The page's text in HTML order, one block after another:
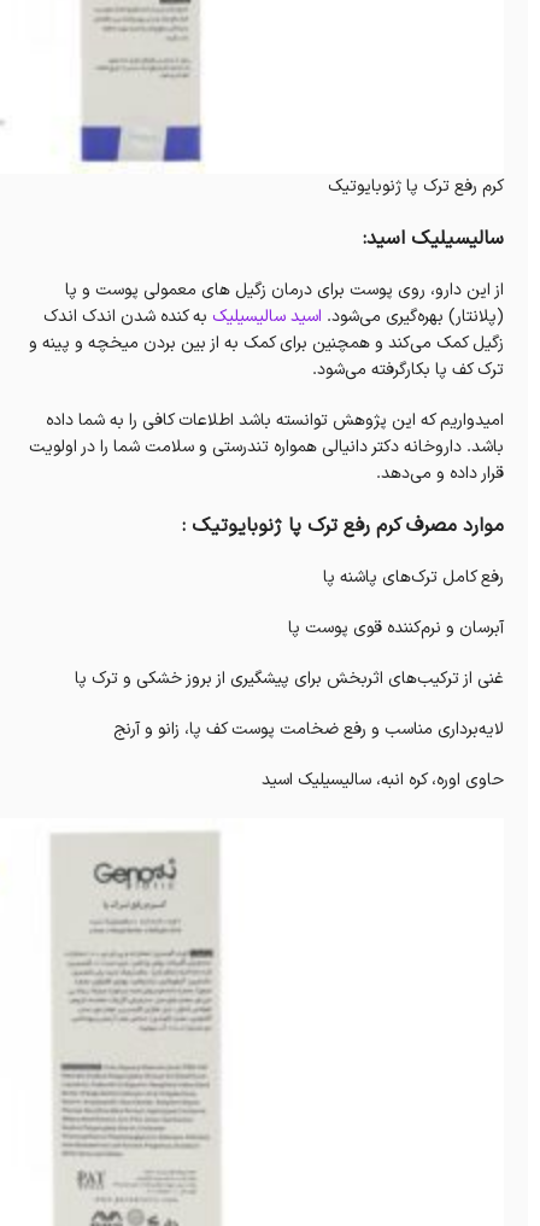
کرم رفع ترک پا ژنوبایوتیک
سالیسیلیک اسید:
از این دارو، روی پوست برای درمان زگیل‌ های معمولی پوست و پا
(پلانتار) بهره‌گیری می‌شود. اسید سالیسیلیک به کنده شدن اندک اندک
زگیل کمک می‌کند‌ و همچنین برای کمک به از بین بردن میخچه و پینه و
ترک کف پا بکارگرفته می‌شود.
امیدواریم که این پژوهش توانسته باشد اطلاعات کافی را به شما داده
باشد. داروخانه دکتر دانیالی همواره تندرستی و سلامت شما را در اولویت
قرار داده و می‌دهد.
موارد مصرف کرم رفع ترک پا ژنوبایوتیک :
رفع کامل ترک‌های پاشنه پا
آبرسان و نرم‌کننده قوی پوست پا
غنی از ترکیب‌های اثربخش برای پیشگیری از بروز خشکی و ترک پا
لایه‌برداری مناسب و رفع ضخامت پوست کف پا، زانو و آرنج
حاوی اوره، کره انبه، سالیسیلیک اسید